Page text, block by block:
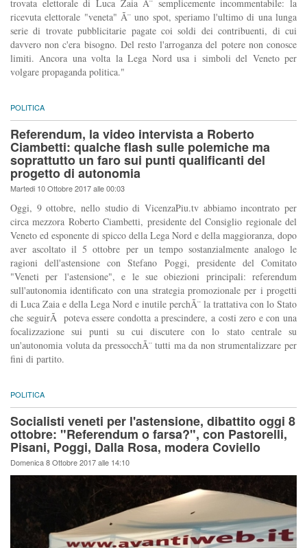
trovata elettorale di Luca Zaia Ã¨ semplicemente incommentabile: la
ricevuta elettorale "veneta" Ã¨ uno spot, speriamo l'ultimo di una lunga
serie di trovate pubblicitarie pagate coi soldi dei contribuenti, di cui
davvero non c'era bisogno. Del resto l'arroganza del potere non conosce
limiti. Ancora una volta la Lega Nord usa i simboli del Veneto per
volgare propaganda politica."
POLITICA
Referendum, la video intervista a Roberto
Ciambetti: qualche flash sulle polemiche ma
soprattutto un faro sui punti qualificanti del
progetto di autonomia
Martedi 10 Ottobre 2017 alle 00:03
Oggi, 9 ottobre, nello studio di VicenzaPiu.tv abbiamo incontrato per
circa mezzora Roberto Ciambetti, presidente del Consiglio regionale del
Veneto ed esponente di spicco della Lega Nord e della maggioranza, dopo
aver ascoltato il 5 ottobre per un tempo sostanzialmente analogo le
ragioni dell'astensione con Stefano Poggi, presidente del Comitato
"Veneti per l'astensione", e le sue obiezioni principali: referendum
sull'autonomia identificato con una strategia promozionale per i progetti
di Luca Zaia e della Lega Nord e inutile perchÃ¨ la trattativa con lo Stato
che seguirÃ poteva essere condotta a prescindere, a costi zero e con una
focalizzazione sui punti su cui discutere con lo stato centrale su
un'autonomia voluta da pressocchÃ¨ tutti ma da non strumentalizzare per
fini di partito.
POLITICA
Socialisti veneti per l'astensione, dibattito oggi 8
ottobre: "Referendum o farsa?", con Pastorelli,
Pisani, Poggi, Dalla Rosa, modera Coviello
Domenica 8 Ottobre 2017 alle 14:10